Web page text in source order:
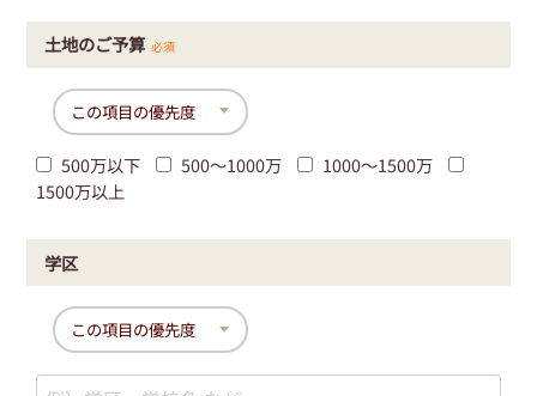
土地のご予算 必須
500万以下 500〜1000万
1000〜1500万
1500万以上
学区